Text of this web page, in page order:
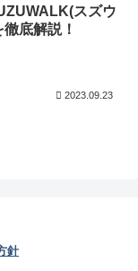
スズウ
底解説！
2023.09.23
針